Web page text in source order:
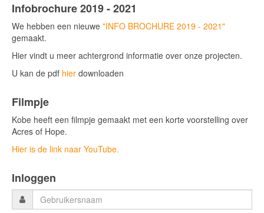
Infobrochure 2019 - 2021
We hebben een nieuwe "INFO BROCHURE 2019 - 2021"
gemaakt.
Hier vindt u meer achtergrond informatie over onze projecten.
U kan de pdf hier downloaden
Filmpje
Kobe heeft een filmpje gemaakt met een korte voorstelling over
Acres of Hope.
Hier is de link naar YouTube.
Inloggen